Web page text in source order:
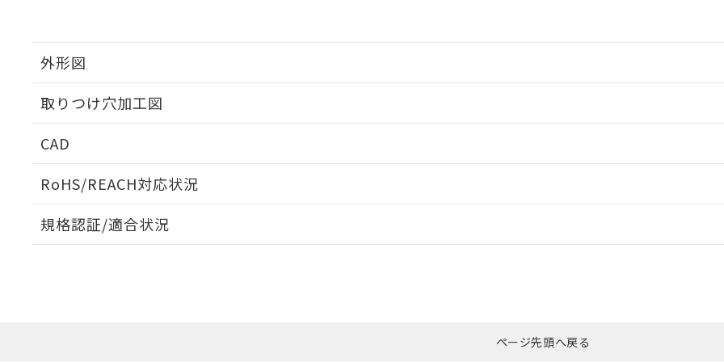
外形図
取りつけ穴加工図
CAD
RoHS/REACH対応状況
EU RoHS 注意事項・凡例
ダウンロードはこちら
規格認証/適合状況
ページ先頭へ戻る